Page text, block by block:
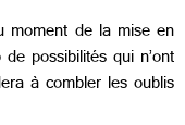
moment de la mise en
possibilités qui n’ont
à combler les oublis